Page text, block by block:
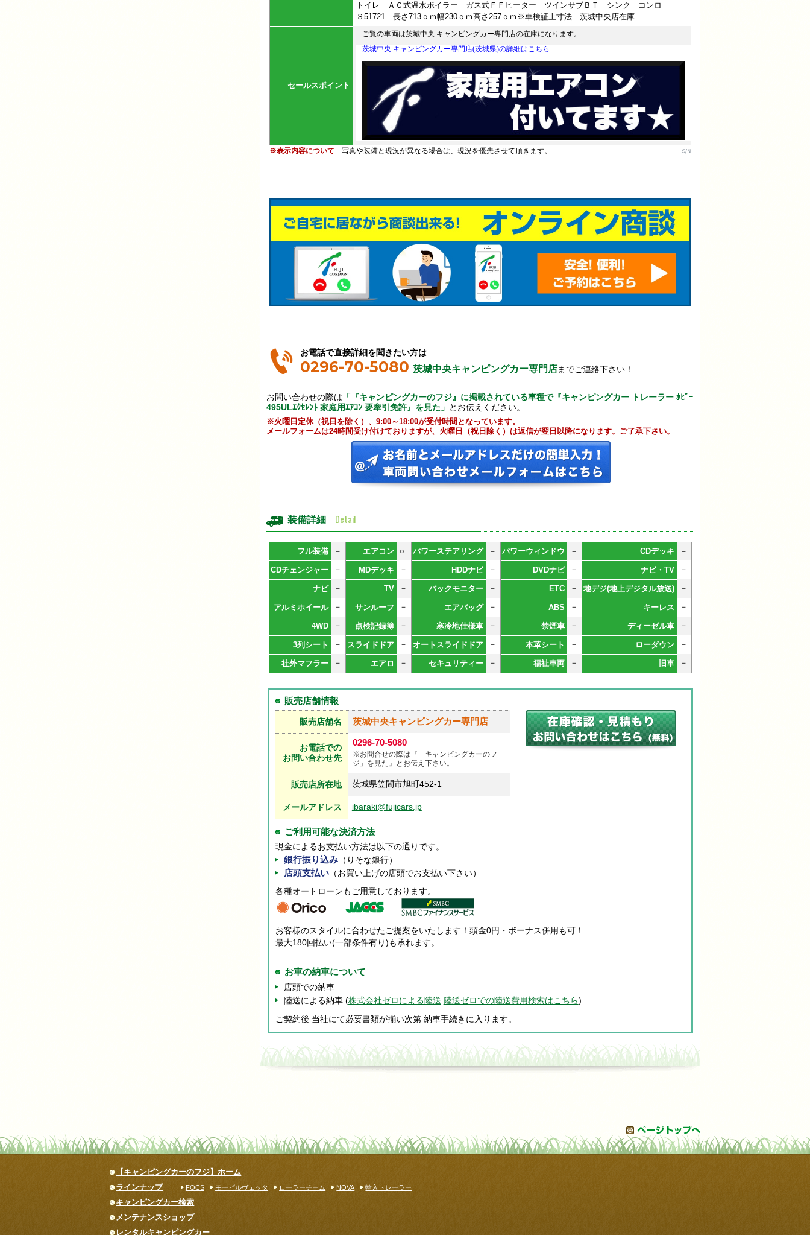
トイレ ＡＣ式温水ボイラー ガス式ＦＦヒーター ツインサブＢＴ シンク コンロ
Ｓ51721 長さ713ｃｍ幅230ｃｍ高さ257ｃｍ※車検証上寸法 茨城中央店在庫
セールスポイント
ご覧の車両は茨城中央 キャンピングカー専門店の在庫になります。
茨城中央 キャンピングカー専門店(茨城県)の詳細はこちら
※表示内容について 写真や装備と現況が異なる場合は、現況を優先させて頂きます。
お電話で直接詳細を聞きたい方は
0296-70-5080 茨城中央キャンピングカー専門店 までご連絡下さい！
お問い合わせの際は 「『キャンピングカーのフジ』に掲載されている車種で『キャンピングカー トレーラー ﾎﾋﾞｰ
495ULｴｸｾﾚﾝﾄ 家庭用ｴｱｺﾝ 要牽引免許』を見た」 とお伝えください。
※火曜日定休（祝日を除く）、9:00～18:00が受付時間となっています。
メールフォームは24時間受け付けておりますが、火曜日（祝日除く）は返信が翌日以降になります。ご了承下さい。
装備詳細 Detail
フル装備 － エアコン ○ パワーステアリング － パワーウィンドウ － CDデッキ －
CDチェンジャー － MDデッキ － HDDナビ － DVDナビ － ナビ・TV －
ナビ － TV － バックモニター － ETC － 地デジ(地上デジタル放送) －
アルミホイール － サンルーフ － エアバッグ － ABS － キーレス －
4WD － 点検記録簿 － 寒冷地仕様車 － 禁煙車 － ディーゼル車 －
3列シート － スライドドア － オートスライドドア － 本革シート － ローダウン －
社外マフラー － エアロ － セキュリティー － 福祉車両 － 旧車 －
販売店舗情報
販売店舗名 茨城中央キャンピングカー専門店
お電話での
お問い合わせ先
0296-70-5080
※お問合せの際は『「キャンピングカーのフ
ジ」を見た』とお伝え下さい。
販売店所在地 茨城県笠間市旭町452-1
メールアドレス ibaraki@fujicars.jp
ご利用可能な決済方法
現金によるお支払い方法は以下の通りです。
銀行振り込み（りそな銀行）
店頭支払い（お買い上げの店頭でお支払い下さい）
各種オートローンもご用意しております。
お客様のスタイルに合わせたご提案をいたします！頭金0円・ボーナス併用も可！
最大180回払い(一部条件有り)も承れます。
お車の納車について
店頭での納車
陸送による納車 (株式会社ゼロによる陸送 陸送ゼロでの陸送費用検索はこちら)
ご契約後 当社にて必要書類が揃い次第 納車手続きに入ります。
【キャンピングカーのフジ】ホーム
ラインナップ
FOCS モービルヴェッタ ローラーチーム NOVA 輸入トレーラー
キャンピングカー検索
メンテナンスショップ
レンタルキャンピングカー